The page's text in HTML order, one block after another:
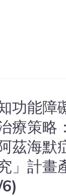
功能障
療策略
茲海默
」計畫